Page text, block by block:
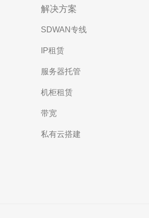
解决方案
SDWAN专线
IP租赁
服务器托管
机柜租赁
带宽
私有云搭建